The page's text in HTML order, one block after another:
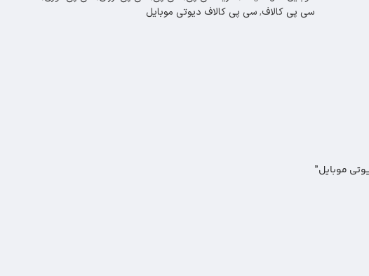
سی پی کالاف, سی پی کالاف دیوتی موبایل
موبایل”